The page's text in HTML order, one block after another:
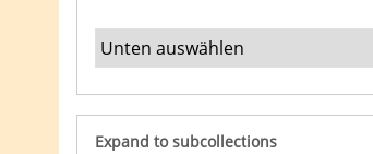
Expand to subcollections